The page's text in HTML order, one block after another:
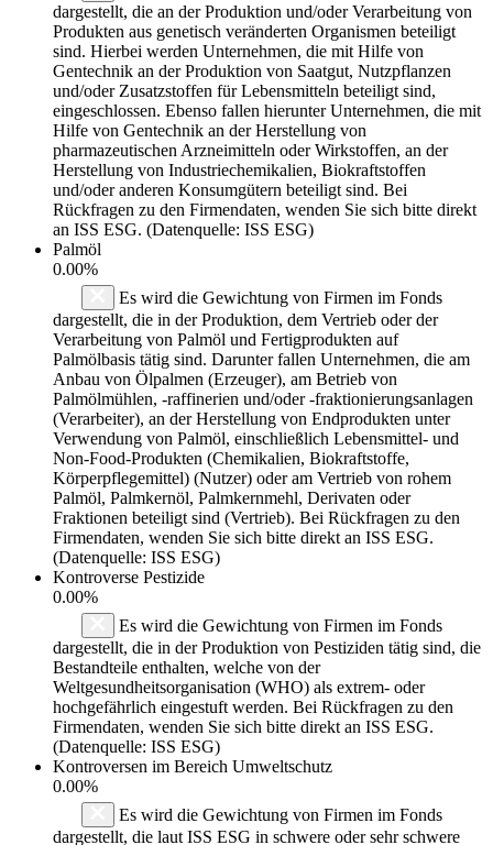
dargestellt, die an der Produktion und/oder Verarbeitung von
Produkten aus genetisch veränderten Organismen beteiligt
sind. Hierbei werden Unternehmen, die mit Hilfe von
Gentechnik an der Produktion von Saatgut, Nutzpflanzen
und/oder Zusatzstoffen für Lebensmitteln beteiligt sind,
eingeschlossen. Ebenso fallen hierunter Unternehmen, die mit
Hilfe von Gentechnik an der Herstellung von
pharmazeutischen Arzneimitteln oder Wirkstoffen, an der
Herstellung von Industriechemikalien, Biokraftstoffen
und/oder anderen Konsumgütern beteiligt sind. Bei
Rückfragen zu den Firmendaten, wenden Sie sich bitte direkt
an ISS ESG. (Datenquelle: ISS ESG)
Palmöl
0.00%
Es wird die Gewichtung von Firmen im Fonds
dargestellt, die in der Produktion, dem Vertrieb oder der
Verarbeitung von Palmöl und Fertigprodukten auf
Palmölbasis tätig sind. Darunter fallen Unternehmen, die am
Anbau von Ölpalmen (Erzeuger), am Betrieb von
Palmölmühlen, -raffinerien und/oder -fraktionierungsanlagen
(Verarbeiter), an der Herstellung von Endprodukten unter
Verwendung von Palmöl, einschließlich Lebensmittel- und
Non-Food-Produkten (Chemikalien, Biokraftstoffe,
Körperpflegemittel) (Nutzer) oder am Vertrieb von rohem
Palmöl, Palmkernöl, Palmkernmehl, Derivaten oder
Fraktionen beteiligt sind (Vertrieb). Bei Rückfragen zu den
Firmendaten, wenden Sie sich bitte direkt an ISS ESG.
(Datenquelle: ISS ESG)
Kontroverse Pestizide
0.00%
Es wird die Gewichtung von Firmen im Fonds
dargestellt, die in der Produktion von Pestiziden tätig sind, die
Bestandteile enthalten, welche von der
Weltgesundheitsorganisation (WHO) als extrem- oder
hochgefährlich eingestuft werden. Bei Rückfragen zu den
Firmendaten, wenden Sie sich bitte direkt an ISS ESG.
(Datenquelle: ISS ESG)
Kontroversen im Bereich Umweltschutz
0.00%
Es wird die Gewichtung von Firmen im Fonds
dargestellt, die laut ISS ESG in schwere oder sehr schwere